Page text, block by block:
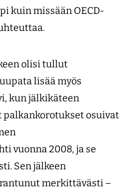
kuin missään OECD-
olisi tullut
lisää myös
kun jälkikäteen
osuivat
vuonna 2008, ja se
Sen jälkeen
merkittävästi –